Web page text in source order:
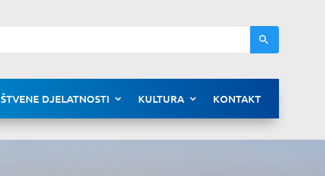
DJELATNOSTI KULTURA KONTAKT